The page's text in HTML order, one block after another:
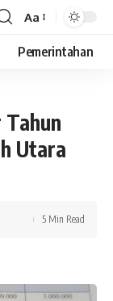
Aa
Pemerintahan
Tahun
Utara
5 Min Read